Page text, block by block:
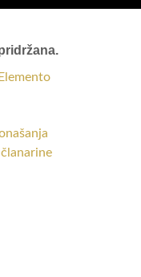
Elemento
ponašanja